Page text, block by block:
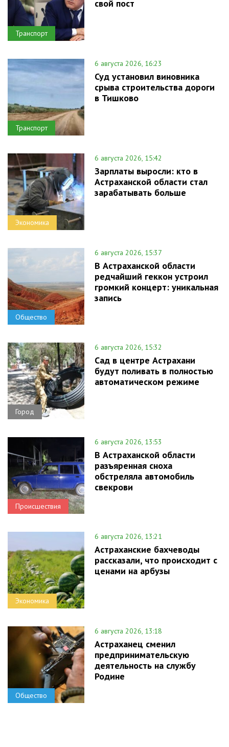
Транспорт
свой пост
Транспорт
6 августа 2026, 16:23
Суд установил виновника
срыва строительства дороги
в Тишково
Экономика
6 августа 2026, 15:42
Зарплаты выросли: кто в
Астраханской области стал
зарабатывать больше
Общество
6 августа 2026, 15:37
В Астраханской области
редчайший геккон устроил
громкий концерт: уникальная
запись
Город
6 августа 2026, 15:32
Сад в центре Астрахани
будут поливать в полностью
автоматическом режиме
Происшествия
6 августа 2026, 13:53
В Астраханской области
разъяренная сноха
обстреляла автомобиль
свекрови
Экономика
6 августа 2026, 13:21
Астраханские бахчеводы
рассказали, что происходит с
ценами на арбузы
Общество
6 августа 2026, 13:18
Астраханец сменил
предпринимательскую
деятельность на службу
Родине